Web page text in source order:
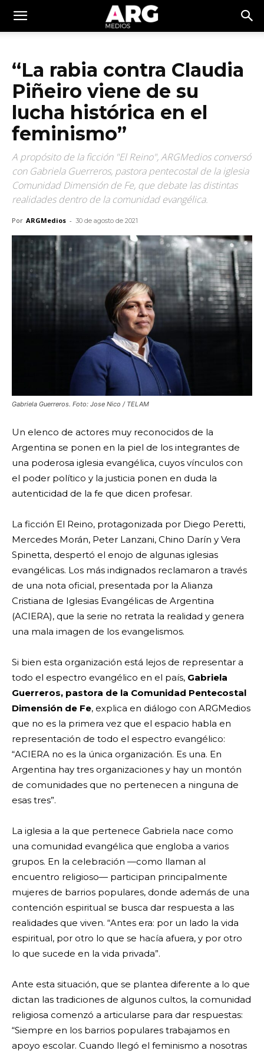
“La rabia contra Claudia
Piñeiro viene de su
lucha histórica en el
feminismo”
A propósito de la ficción "El Reino", ARGMedios conversó
con Gabriela Guerreros, pastora pentecostal de la iglesia
Comunidad Dimensión de Fe, que debate las distintas
realidades dentro de la comunidad evangélica.
Por ARGMedios - 30 de agosto de 2021
Gabriela Guerreros. Foto: Jose Nico / TELAM
Un elenco de actores muy reconocidos de la
Argentina se ponen en la piel de los integrantes de
una poderosa iglesia evangélica, cuyos vínculos con
el poder político y la justicia ponen en duda la
autenticidad de la fe que dicen profesar.
La ficción El Reino, protagonizada por Diego Peretti,
Mercedes Morán, Peter Lanzani, Chino Darín y Vera
Spinetta, despertó el enojo de algunas iglesias
evangélicas. Los más indignados reclamaron a través
de una nota oficial, presentada por la Alianza
Cristiana de Iglesias Evangélicas de Argentina
(ACIERA), que la serie no retrata la realidad y genera
una mala imagen de los evangelismos.
Si bien esta organización está lejos de representar a
todo el espectro evangélico en el país, Gabriela
Guerreros, pastora de la Comunidad Pentecostal
Dimensión de Fe, explica en diálogo con ARGMedios
que no es la primera vez que el espacio habla en
representación de todo el espectro evangélico:
“ACIERA no es la única organización. Es una. En
Argentina hay tres organizaciones y hay un montón
de comunidades que no pertenecen a ninguna de
esas tres”.
La iglesia a la que pertenece Gabriela nace como
una comunidad evangélica que engloba a varios
grupos. En la celebración —como llaman al
encuentro religioso— participan principalmente
mujeres de barrios populares, donde además de una
contención espiritual se busca dar respuesta a las
realidades que viven. “Antes era: por un lado la vida
espiritual, por otro lo que se hacía afuera, y por otro
lo que sucede en la vida privada”.
Ante esta situación, que se plantea diferente a lo que
dictan las tradiciones de algunos cultos, la comunidad
religiosa comenzó a articularse para dar respuestas:
“Siempre en los barrios populares trabajamos en
apoyo escolar. Cuando llegó el feminismo a nosotras